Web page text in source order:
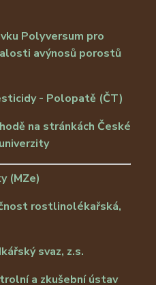
Polyversum pro
avýnosů porostů
- Polopatě (ČT)
na stránkách České
(MZe)
rostlinolékařská,
svaz, z.s.
a zkušební ústav